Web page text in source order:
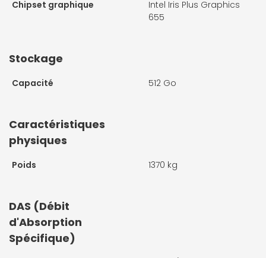
Chipset graphique
Intel Iris Plus Graphics
655
Stockage
Capacité 512 Go
Caractéristiques
physiques
Poids 1370 kg
DAS (Débit
d'Absorption
Spécifique)